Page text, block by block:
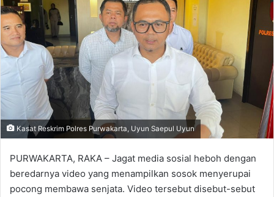
Kasat Reskrim Polres Purwakarta, Uyun Saepul Uyun
PURWAKARTA, RAKA – Jagat media sosial heboh dengan
beredarnya video yang menampilkan sosok menyerupai
pocong membawa senjata. Video tersebut disebut-sebut